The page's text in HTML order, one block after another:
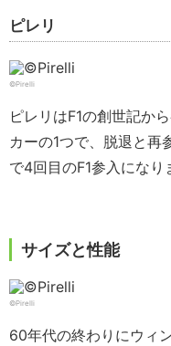
ピレリ
©Pirelli
ピレリはF1の創世記か
カーの1つで、脱退と再
で4回目のF1参入になり
サイズと性能
©Pirelli
60年代の終わりにウィ